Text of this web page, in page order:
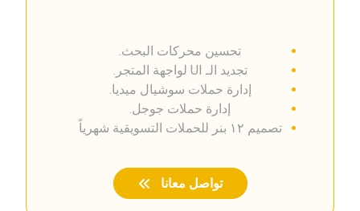
تحسين محركات البحث.
تجديد الـ UI لواجهة المتجر.
إدارة حملات سوشيال ميديا.
إدارة حملات جوجل.
تصميم ١٢ بنر للحملات التسويقية شهرياً
تواصل معانا